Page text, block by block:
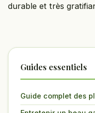
durable et très
Guides essentiels
Guide complet des